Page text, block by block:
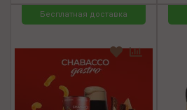
Бесплатная доставка